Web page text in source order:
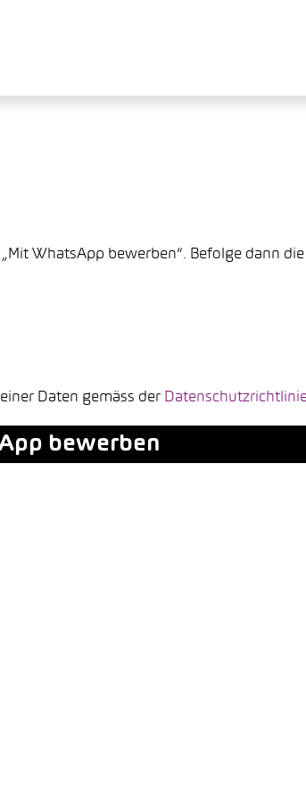
WhatsApp bewerben“. Befolge dann
Daten gemäss der
bewerben